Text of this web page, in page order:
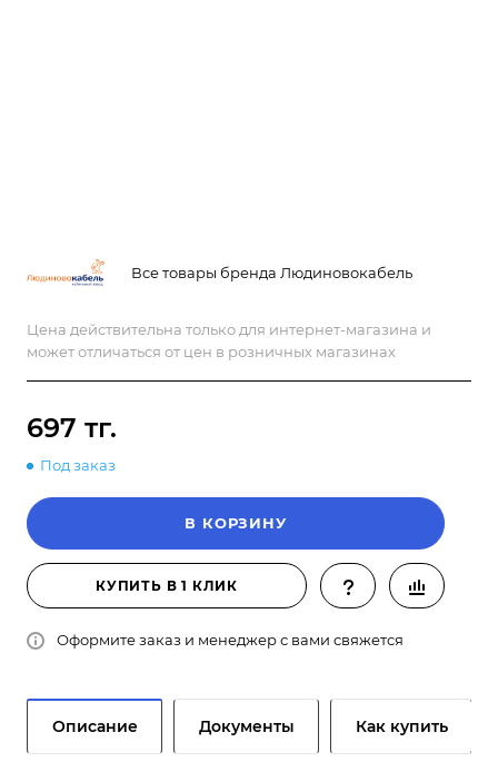
Все товары бренда Людиновокабель
Цена действительна только для интернет-магазина и
может отличаться от цен в розничных магазинах
697 тг.
Под заказ
В КОРЗИНУ
КУПИТЬ В 1 КЛИК
Оформите заказ и менеджер с вами свяжется
Описание Документы Как купить